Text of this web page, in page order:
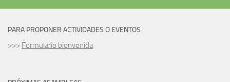
PARA PROPONER ACTIVIDADES O EVENTOS
>>> Formulario bienvenida